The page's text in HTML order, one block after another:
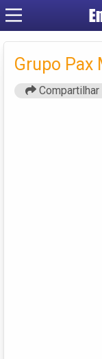
Grupo Pax
Compartilhar